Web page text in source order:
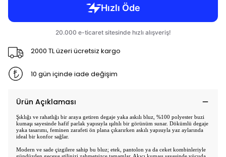
2000 TL üzeri ücretsiz kargo
10 gün içinde iade değişim
Ürün Açıklaması
Şıklığı ve rahatlığı bir araya getiren degaje yaka askılı bluz, %100 polyester buzi
kumaşı sayesinde hafif parlak yapısıyla ışıltılı bir görünüm sunar. Dökümlü degaje
yaka tasarımı, feminen zarafeti ön plana çıkarırken askılı yapısıyla yaz aylarında
ideal bir konfor sağlar.
Modern ve sade çizgilere sahip bu bluz; etek, pantolon ya da ceket kombinleriyle